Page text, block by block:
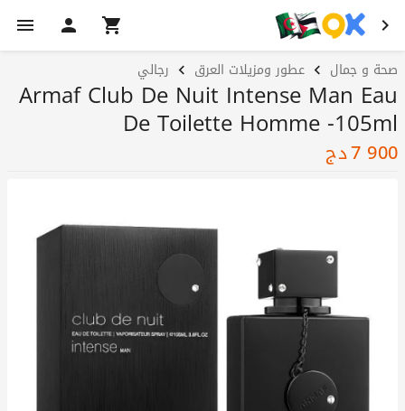
صحة و جمال عطور ومزيلات العرق رجالي
Armaf Club De Nuit Intense Man Eau
De Toilette Homme -105ml
7 900دج